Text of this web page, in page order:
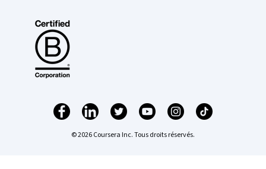
© 2026 Coursera Inc. Tous droits réservés.